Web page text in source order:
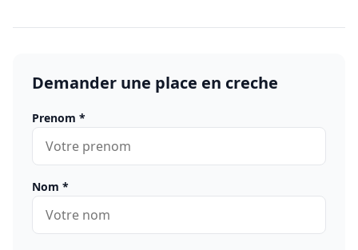
Demander une place en creche
Prenom *
Nom *